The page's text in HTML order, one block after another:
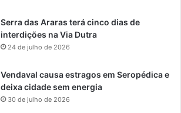
Serra das Araras terá cinco dias de
interdições na Via Dutra
24 de julho de 2026
Vendaval causa estragos em Seropédica e
deixa cidade sem energia
30 de julho de 2026